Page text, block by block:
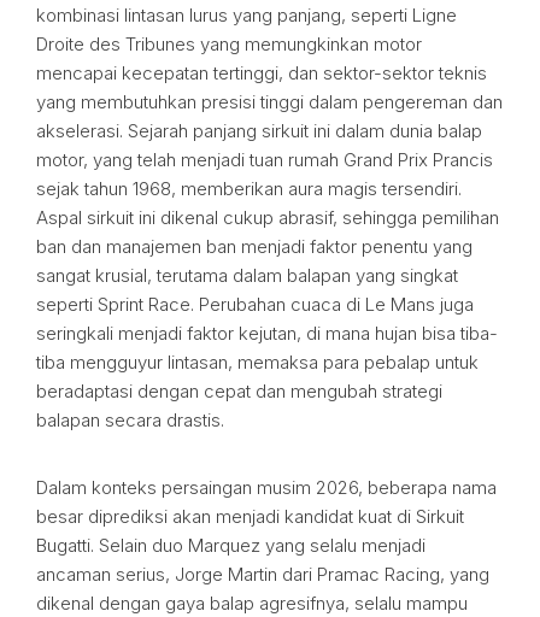
kombinasi lintasan lurus yang panjang, seperti Ligne
Droite des Tribunes yang memungkinkan motor
mencapai kecepatan tertinggi, dan sektor-sektor teknis
yang membutuhkan presisi tinggi dalam pengereman dan
akselerasi. Sejarah panjang sirkuit ini dalam dunia balap
motor, yang telah menjadi tuan rumah Grand Prix Prancis
sejak tahun 1968, memberikan aura magis tersendiri.
Aspal sirkuit ini dikenal cukup abrasif, sehingga pemilihan
ban dan manajemen ban menjadi faktor penentu yang
sangat krusial, terutama dalam balapan yang singkat
seperti Sprint Race. Perubahan cuaca di Le Mans juga
seringkali menjadi faktor kejutan, di mana hujan bisa tiba-
tiba mengguyur lintasan, memaksa para pebalap untuk
beradaptasi dengan cepat dan mengubah strategi
balapan secara drastis.
Dalam konteks persaingan musim 2026, beberapa nama
besar diprediksi akan menjadi kandidat kuat di Sirkuit
Bugatti. Selain duo Marquez yang selalu menjadi
ancaman serius, Jorge Martin dari Pramac Racing, yang
dikenal dengan gaya balap agresifnya, selalu mampu